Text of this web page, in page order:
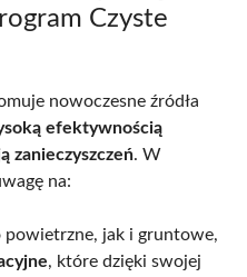
Czyste
nowoczesne źródła
efektywnością
zanieczyszczeń. W
na:
powietrzne, jak i gruntowe,
, które dzięki swojej